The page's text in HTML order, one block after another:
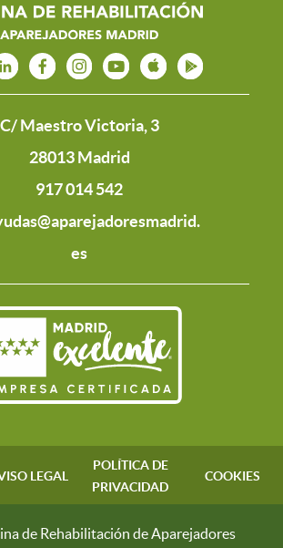
C/ Maestro Victoria, 3
28013 Madrid
917 014 542
es
LEGAL
POLÍTICA DE
PRIVACIDAD
COOKIES
de Rehabilitación de Aparejadores